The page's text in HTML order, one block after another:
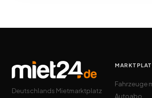
Deutschlands Mietmarktplatz
Fahrzeuge
Autoabo